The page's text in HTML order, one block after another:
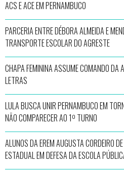
ACS E ACE EM PERNAMBUCO
PARCERIA ENTRE DÉBORA ALMEIDA E
TRANSPORTE ESCOLAR DO AGRESTE
CHAPA FEMININA ASSUME COMANDO DA
LETRAS
LULA BUSCA UNIR PERNAMBUCO EM
NÃO COMPARECER AO 1º TURNO
ALUNOS DA EREM AUGUSTA CORDEIRO
ESTADUAL EM DEFESA DA ESCOLA